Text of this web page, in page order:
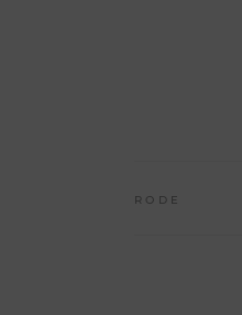
RODE